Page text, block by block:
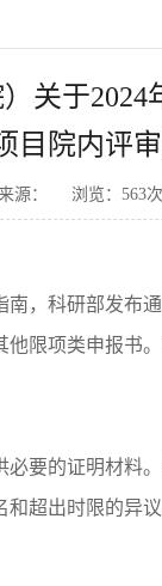
关于
目院内评
源： 浏览： 563次
，科研部发布
限项类申报书
要的证明材料
超出时限的异议